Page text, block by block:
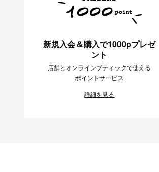
新規入会＆購入で1000pプレゼ
ント
店舗とオンラインブティックで使える
ポイントサービス
詳細を見る